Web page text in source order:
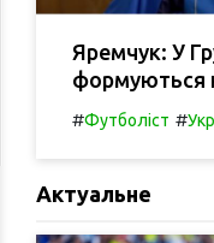
Яремчук: У
формуються
#Футболіст #
Актуальне